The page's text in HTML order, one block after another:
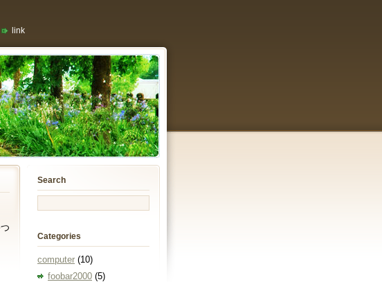
link
Search
Categories
computer (10)
foobar2000 (5)